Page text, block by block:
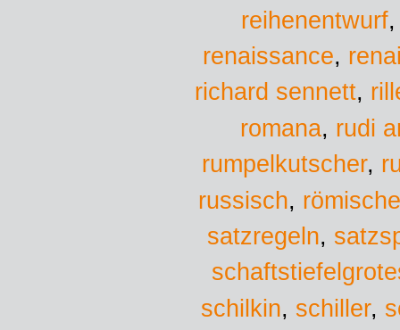
reihenentwurf
renaissance,
richard sennett,
romana, rudi
rumpelkutscher,
russisch,
satzregeln,
schilkin, schiller,